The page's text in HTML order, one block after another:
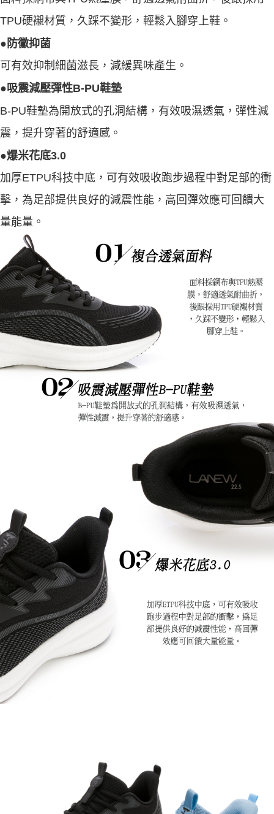
TPU硬襯材質，久踩不變形，輕鬆入腳穿上鞋。
●防黴抑菌
可有效抑制細菌滋長，減緩異味產生。
●吸震減壓彈性B-PU鞋墊
B-PU鞋墊為開放式的孔洞結構，有效吸濕透氣，彈性減
震，提升穿著的舒適感。
●爆米花底3.0
加厚ETPU科技中底，可有效吸收跑步過程中對足部的衝
擊，為足部提供良好的減震性能，高回彈效應可回饋大
量能量。